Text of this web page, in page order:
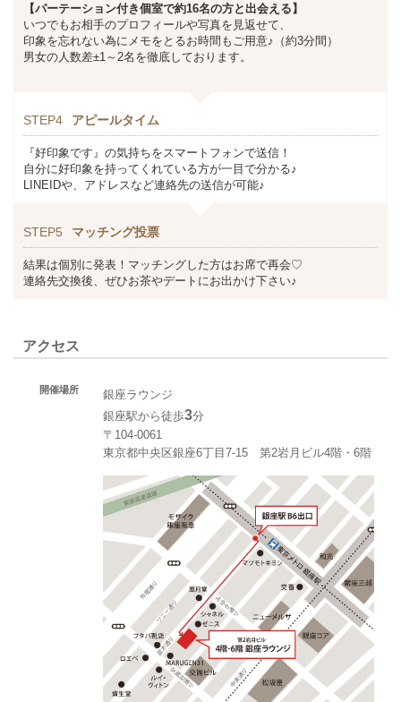
【パーテーション付き個室で約16名の方と出会える】
いつでもお相手のプロフィールや写真を見返せて、
印象を忘れない為にメモをとるお時間もご用意♪（約3分間）
男女の人数差±1～2名を徹底しております。
STEP4 アピールタイム
『好印象です』の気持ちをスマートフォンで送信！
自分に好印象を持ってくれている方が一目で分かる♪
LINEIDや、アドレスなど連絡先の送信が可能♪
STEP5 マッチング投票
結果は個別に発表！マッチングした方はお席で再会♡
連絡先交換後、ぜひお茶やデートにお出かけ下さい♪
アクセス
開催場所
銀座ラウンジ
銀座駅から徒歩3分
〒104-0061
東京都中央区銀座6丁目7-15 第2岩月ビル4階・6階